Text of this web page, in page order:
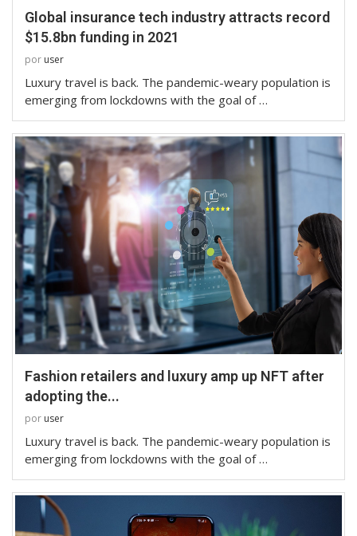
Global insurance tech industry attracts record
$15.8bn funding in 2021
por user
Luxury travel is back. The pandemic-weary population is
emerging from lockdowns with the goal of …
Fashion retailers and luxury amp up NFT after
adopting the...
por user
Luxury travel is back. The pandemic-weary population is
emerging from lockdowns with the goal of …